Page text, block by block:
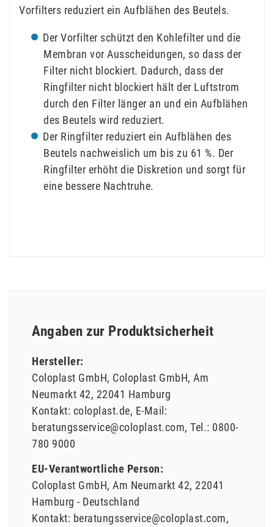
Vorfilters reduziert ein Aufblähen des Beutels.
Der Vorfilter schützt den Kohlefilter und die
Membran vor Ausscheidungen, so dass der
Filter nicht blockiert. Dadurch, dass der
Ringfilter nicht blockiert hält der Luftstrom
durch den Filter länger an und ein Aufblähen
des Beutels wird reduziert.
Der Ringfilter reduziert ein Aufblähen des
Beutels nachweislich um bis zu 61 %. Der
Ringfilter erhöht die Diskretion und sorgt für
eine bessere Nachtruhe.
Angaben zur Produktsicherheit
Hersteller:
Coloplast GmbH Coloplast GmbH Am
Neumarkt 42 22041 Hamburg
Kontakt: coloplast.de E-Mail:
beratungsservice@coloplast.com Tel.: 0800-
780 9000
EU-Verantwortliche Person:
Coloplast GmbH Am Neumarkt 42 22041
Hamburg
Deutschland
Kontakt: beratungsservice@coloplast.com